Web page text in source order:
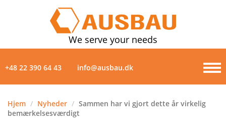
We serve your needs
+48 22 390 64 43 info@ausbau.dk
PRODUKTER
Hjem / Nyheder / Sammen har vi gjort dette år virkelig
bemærkelsesværdigt